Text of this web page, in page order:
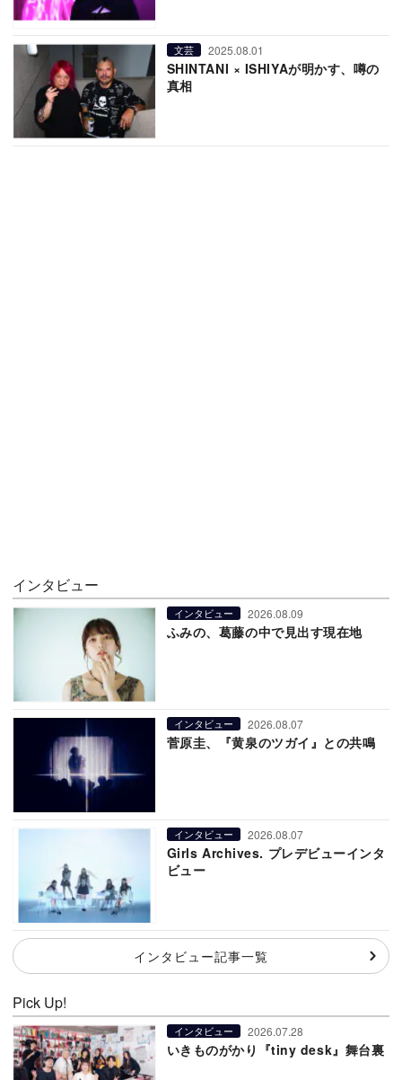
文芸 2025.08.01
SHINTANI × ISHIYAが明かす、噂の
真相
インタビュー
インタビュー 2026.08.09
ふみの、葛藤の中で見出す現在地
インタビュー 2026.08.07
菅原圭、『黄泉のツガイ』との共鳴
インタビュー 2026.08.07
Girls Archives. プレデビューインタ
ビュー
インタビュー記事一覧
Pick Up!
インタビュー 2026.07.28
いきものがかり『tiny desk』舞台裏